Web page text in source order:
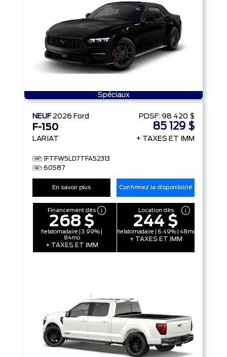
Spéciaux
NEUF 2026 Ford
F-150
LARIAT
1FTFW5LD7TFA52313
60587
PDSF: 98 420 $
85 129 $
+ TAXES ET IMM
En savoir plus Confirmez la disponibilité
Financement dès
268 $
hebdomadaire | 3.99% |
84mo
+ TAXES ET IMM
Location dès
244 $
hebdomadaire | 6.49% | 48mo
+ TAXES ET IMM